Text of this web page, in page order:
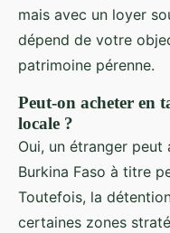
mais avec un loyer
dépend de votre
patrimoine pérenne.
Peut-on acheter en
locale ?
Oui, un étranger
Burkina Faso à titre
Toutefois, la
certaines zones